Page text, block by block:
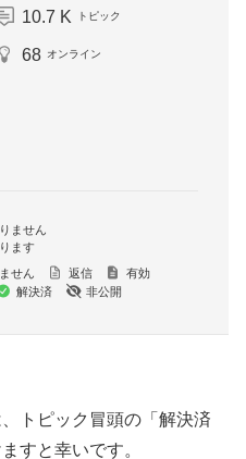
10.7 K トピック
68 オンライン
ません
ます
せん 返信
有効
解決済
非公開
トピック冒頭の「解決済
すと幸いです。